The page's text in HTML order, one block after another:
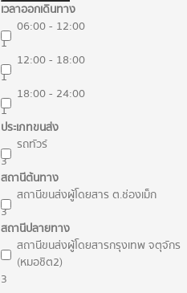
เวลาออกเดินทาง
06:00 - 12:00
1
12:00 - 18:00
1
18:00 - 24:00
1
ประเภทขนส่ง
รถทัวร์
3
สถานีต้นทาง
สถานีขนส่งผู้โดยสาร ต.ช่องเม็ก
3
สถานีปลายทาง
สถานีขนส่งผู้โดยสารกรุงเทพ จตุจักร
(หมอชิต2)
3